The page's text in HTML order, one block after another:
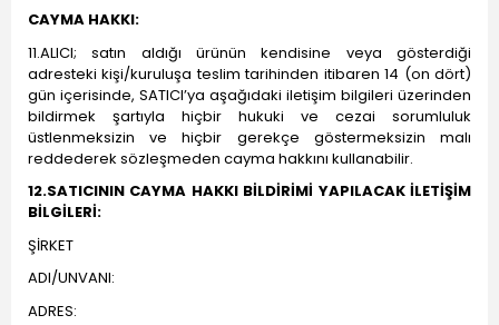
CAYMA HAKKI:
11.ALICI; satın aldığı ürünün kendisine veya gösterdiği
adresteki kişi/kuruluşa teslim tarihinden itibaren 14 (on dört)
gün içerisinde, SATICI’ya aşağıdaki iletişim bilgileri üzerinden
bildirmek şartıyla hiçbir hukuki ve cezai sorumluluk
üstlenmeksizin ve hiçbir gerekçe göstermeksizin malı
reddederek sözleşmeden cayma hakkını kullanabilir.
12.SATICININ CAYMA HAKKI BİLDİRİMİ YAPILACAK İLETİŞİM
BİLGİLERİ:
ŞİRKET
ADI/UNVANI:
ADRES: